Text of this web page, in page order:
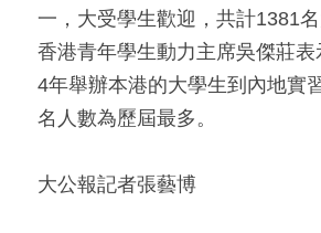
一，大受學生歡迎，共計1381名
香港青年學生動力主席吳傑莊
4年舉辦本港的大學生到內地實
名人數為歷屆最多。
大公報記者張藝博